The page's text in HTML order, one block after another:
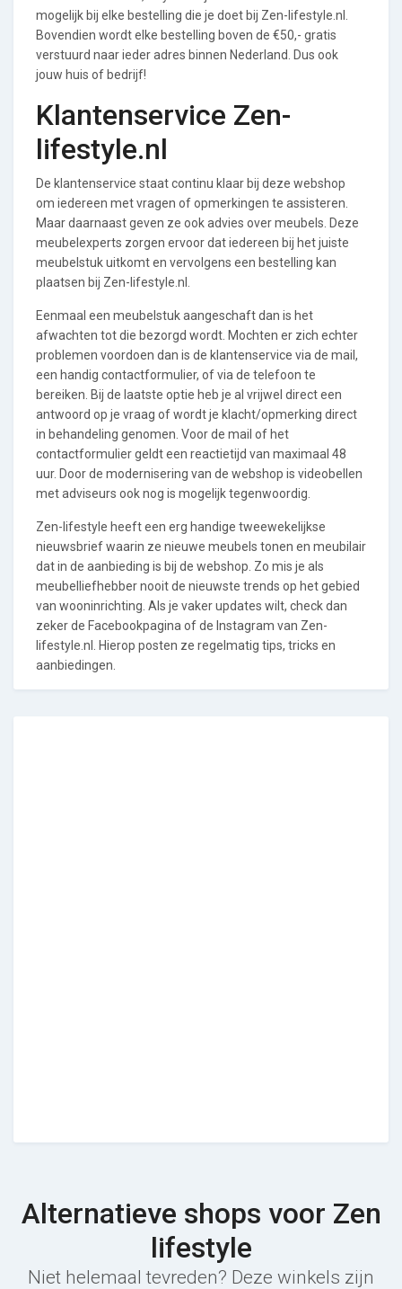
mogelijk bij elke bestelling die je doet bij Zen-lifestyle.nl.
Bovendien wordt elke bestelling boven de €50,- gratis
verstuurd naar ieder adres binnen Nederland. Dus ook
jouw huis of bedrijf!
Klantenservice Zen-
lifestyle.nl
De klantenservice staat continu klaar bij deze webshop
om iedereen met vragen of opmerkingen te assisteren.
Maar daarnaast geven ze ook advies over meubels. Deze
meubelexperts zorgen ervoor dat iedereen bij het juiste
meubelstuk uitkomt en vervolgens een bestelling kan
plaatsen bij Zen-lifestyle.nl.
Eenmaal een meubelstuk aangeschaft dan is het
afwachten tot die bezorgd wordt. Mochten er zich echter
problemen voordoen dan is de klantenservice via de mail,
een handig contactformulier, of via de telefoon te
bereiken. Bij de laatste optie heb je al vrijwel direct een
antwoord op je vraag of wordt je klacht/opmerking direct
in behandeling genomen. Voor de mail of het
contactformulier geldt een reactietijd van maximaal 48
uur. Door de modernisering van de webshop is videobellen
met adviseurs ook nog is mogelijk tegenwoordig.
Zen-lifestyle heeft een erg handige tweewekelijkse
nieuwsbrief waarin ze nieuwe meubels tonen en meubilair
dat in de aanbieding is bij de webshop. Zo mis je als
meubelliefhebber nooit de nieuwste trends op het gebied
van wooninrichting. Als je vaker updates wilt, check dan
zeker de Facebookpagina of de Instagram van Zen-
lifestyle.nl. Hierop posten ze regelmatig tips, tricks en
aanbiedingen.
Alternatieve shops voor Zen
lifestyle
Niet helemaal tevreden? Deze winkels zijn